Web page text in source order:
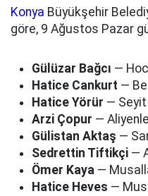
Konya Büyükşehir
göre, 9 Ağustos Pazar
Gülüzar Bağcı —
Hatice Cankurt —
Hatice Yörür — Seyit
Arzi Çopur —
Gülistan Aktaş —
Sedrettin Tiftikçi —
Ömer Kaya —
Hatice Heves —